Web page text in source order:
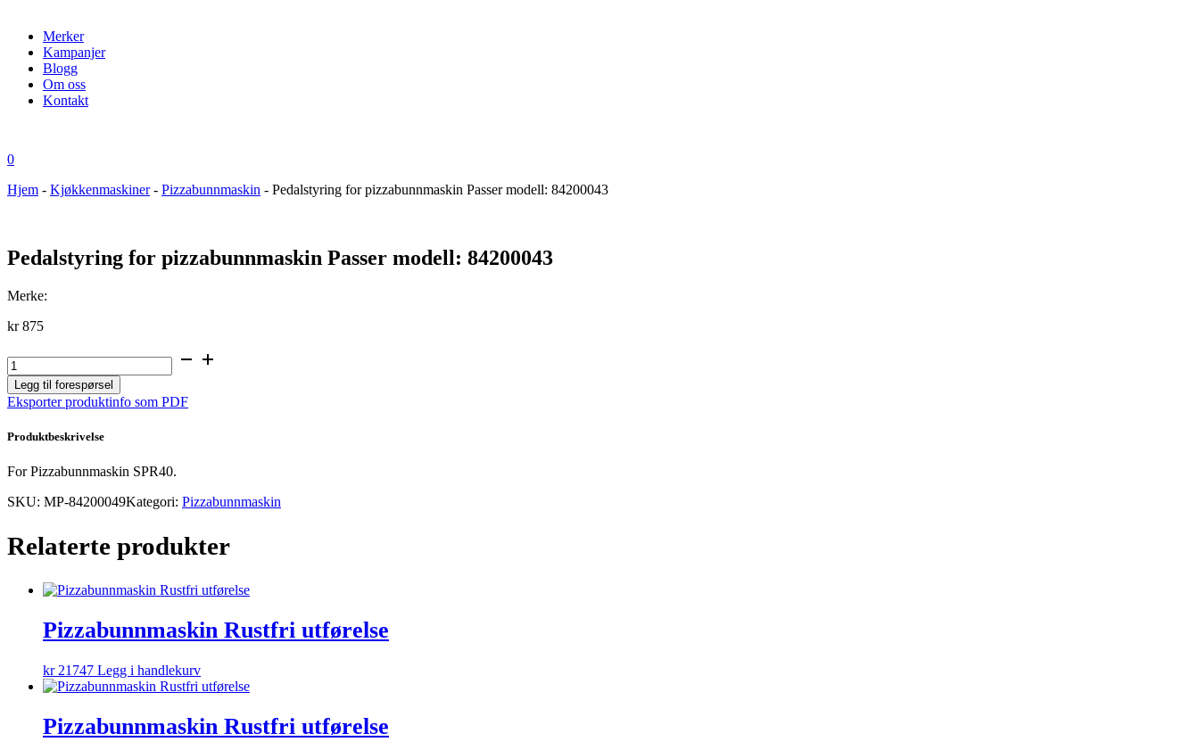
Merker
Kampanjer
Blogg
Om oss
Kontakt
0
Hjem - Kjøkkenmaskiner- Pizzabunnmaskin - Pedalstyring for pizzabunnmaskin Passer modell: 84200043
Pedalstyring for pizzabunnmaskin Passer modell: 84200043
Merke:
kr875
Pedalstyring for
pizzabunnmaskin
Passer
modell:
antall
Legg til forespørsel
Eksporter produktinfo som PDF
Produktbeskrivelse
For Pizzabunnmaskin SPR40.
SKU: MP-84200049Kategori: Pizzabunnmaskin
Relaterte produkter
Pizzabunnmaskin Rustfri utførelse
kr21747 Legg i handlekurv
Pizzabunnmaskin Rustfri utførelse